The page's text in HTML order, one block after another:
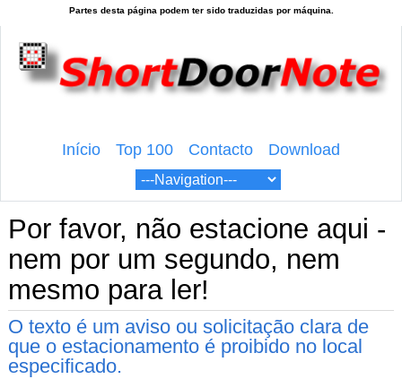
Início Top 100 Contacto Download
Por favor, não estacione aqui -
nem por um segundo, nem
mesmo para ler!
O texto é um aviso ou solicitação clara de
que o estacionamento é proibido no local
especificado.